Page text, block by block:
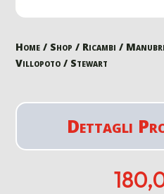
Home / Shop / Ricambi /
Villopoto / Stewart
Dettagli